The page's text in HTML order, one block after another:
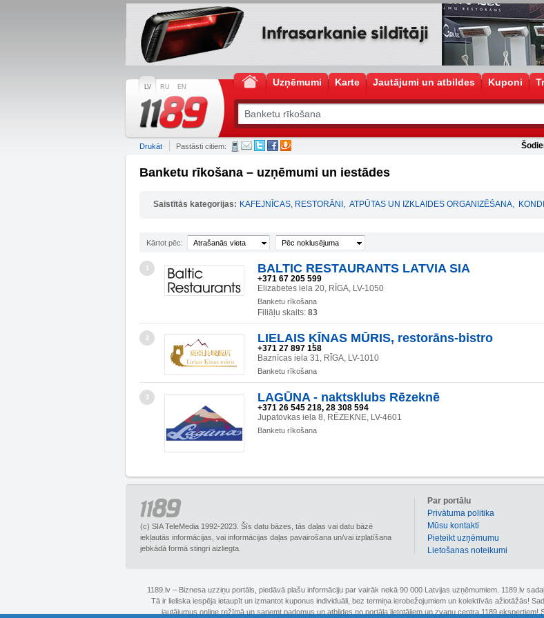
LV RU EN Uzņēmumi Karte Jautājumi un atbildes Kuponi
Drukāt Pastāsti citiem:
Banketu rīkošana – uzņēmumi un iestādes
Saistītās kategorijas: KAFEJNĪCAS, RESTORĀNI , ATPŪTAS UN IZKLAIDES ORGANIZĒŠANA,
Kārtot pēc: Atrašanās vieta Pēc noklusējuma
1 BALTIC RESTAURANTS LATVIA SIA
+371 67 205 599
Elizabetes iela 20, RĪGA, LV-1050
Banketu rīkošana
Filiāļu skaits: 83
2 LIELAIS ĶĪNAS MŪRIS, restorāns-bistro
+371 27 897 158
Baznīcas iela 31, RĪGA, LV-1010
Banketu rīkošana
3 LAGŪNA - naktsklubs Rēzeknē
+371 26 545 218, 28 308 594
Jupatovkas iela 8, RĒZEKNE, LV-4601
Banketu rīkošana
(c) SIA TeleMedia 1992-2023. Šīs datu bāzes, tās daļas vai datu bāzē
iekļautās informācijas, vai informācijas daļas pavairošana un/vai izplatīšana
jebkādā formā stingri aizliegta.
Par portālu
Privātuma politika
Mūsu kontakti
Pieteikt uzņēmumu
Lietošanas noteikumi
1189.lv – Biznesa uzziņu portāls, piedāvā plašu informāciju par vairāk nekā 90 000 Latvijas uzņēmumiem. 1189.lv
Tā ir lieliska iespēja ietaupīt un izmantot kuponus individuāli, bez termiņa ierobežojumiem un kolektīvās ažiotāžās!
jautājumus online režīmā un saņemt padomus un atbildes no portāla lietotājiem un zvanu centra 1189 ekspertiem!